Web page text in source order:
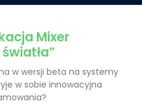
Mixer
w wersji beta na systemy
w sobie innowacyjna